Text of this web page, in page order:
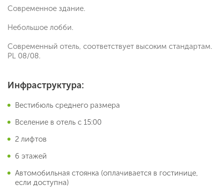
Современное здание.
Небольшое лобби.
Современный отель, соответствует высоким стандартам.
PL 08/08.
Инфраструктура:
Вестибюль среднего размера
Вселение в отель с 15:00
2 лифтов
6 этажей
Автомобильная стоянка (оплачивается в гостинице,
если доступна)